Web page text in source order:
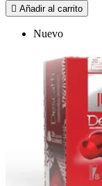
 Añadir al carrito
Nuevo